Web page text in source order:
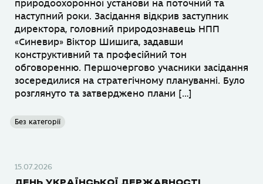
природоохоронної установи на поточний та
наступний роки. Засідання відкрив заступник
директора, головний природознавець НПП
«Синевир» Віктор Шишига, задавши
конструктивний та професійний тон
обговоренню. Першочергово учасники засідання
зосередилися на стратегічному плануванні. Було
розглянуто та затверджено плани […]
Без категорії
15.07.2026